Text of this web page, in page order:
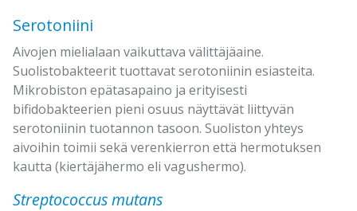
Serotoniini
Aivojen mielialaan vaikuttava välittäjäaine.
Suolistobakteerit tuottavat serotoniinin esiasteita.
Mikrobiston epätasapaino ja erityisesti
bifidobakteerien pieni osuus näyttävät liittyvän
serotoniinin tuotannon tasoon. Suoliston yhteys
aivoihin toimii sekä verenkierron että hermotuksen
kautta (kiertäjähermo eli vagushermo).
Streptococcus mutans